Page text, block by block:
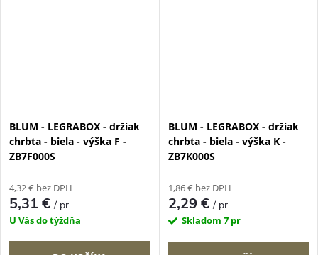
BLUM - LEGRABOX - držiak
chrbta - biela - výška F -
ZB7F000S
4,32 € bez DPH
5,31 €/ pr
U Vás do týždňa
BLUM - LEGRABOX - držiak
chrbta - biela - výška K -
ZB7K000S
1,86 € bez DPH
2,29 €/ pr
Skladom 7 pr